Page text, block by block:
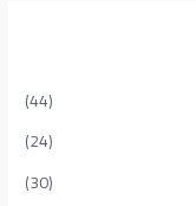
(44)
(24)
(30)